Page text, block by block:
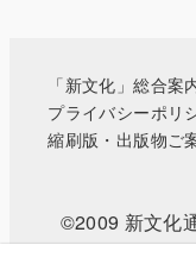
「新文化」総合案
プライバシーポリ
縮刷版・出版物ご
©2009 新文化
WEBサイトに